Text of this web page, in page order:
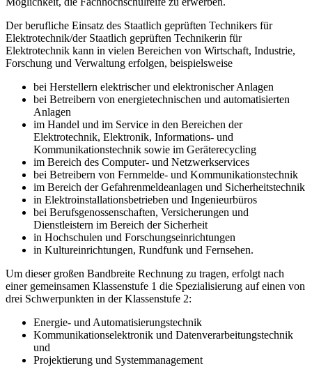
Der berufliche Einsatz des Staatlich geprüften Technikers für
Elektrotechnik/der Staatlich geprüften Tech­nikerin für
Elektrotechnik kann in vielen Bereichen von Wirtschaft, Industrie,
Forschung und Verwaltung erfolgen, beispielsweise
bei Herstellern elektrischer und elektronischer Anlagen
bei Betreibern von energietechnischen und automatisierten
Anlagen
im Handel und im Service in den Bereichen der
Elektrotechnik, Elektronik, Informa­tions- und
Kommunikationstechnik sowie im Geräterecycling
im Bereich des Computer- und Netzwerkservices
bei Betreibern von Fernmelde- und Kommunikationstechnik
im Bereich der Gefahrenmeldeanlagen und Sicherheitstechnik
in Elektroinstallationsbetrieben und Ingenieurbüros
bei Berufsgenossenschaften, Versicherungen und
Dienstleistern im Bereich der Sicherheit
in Hochschulen und Forschungseinrichtungen
in Kultureinrichtungen, Rundfunk und Fernsehen.
Um dieser großen Bandbreite Rechnung zu tragen, erfolgt nach
einer gemeinsamen Klassenstufe 1 die Spezialisierung auf einen von
drei Schwerpunkten in der Klassen­stufe 2:
Energie- und Automatisierungstechnik
Kommunikationselektronik und Datenverarbeitungstech­nik
und
Projektierung und Systemmanagement